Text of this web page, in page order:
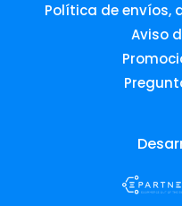
Política de envíos,
Aviso